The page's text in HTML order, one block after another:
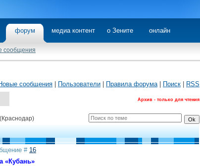
форум медиа контент о Зените онлайн
сообщения
сообщения Пользователи Правила форума| Поиск RSS
Архив - только для чтения
(Краснодар)
# 16
«Кубань»